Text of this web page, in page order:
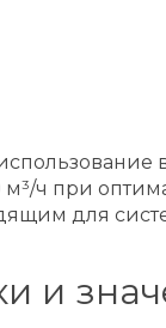
ч при
для
и